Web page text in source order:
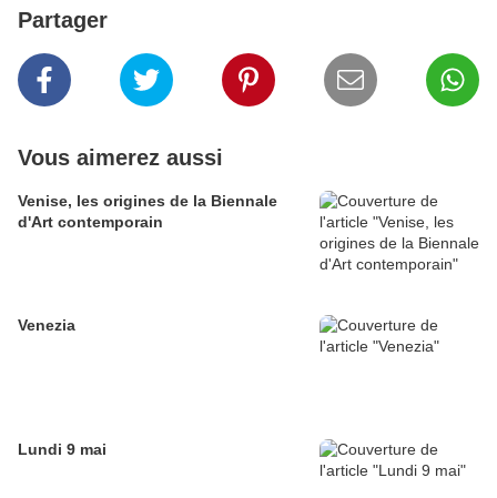
Partager
Vous aimerez aussi
Venise, les origines de la Biennale
d'Art contemporain
Venezia
Lundi 9 mai